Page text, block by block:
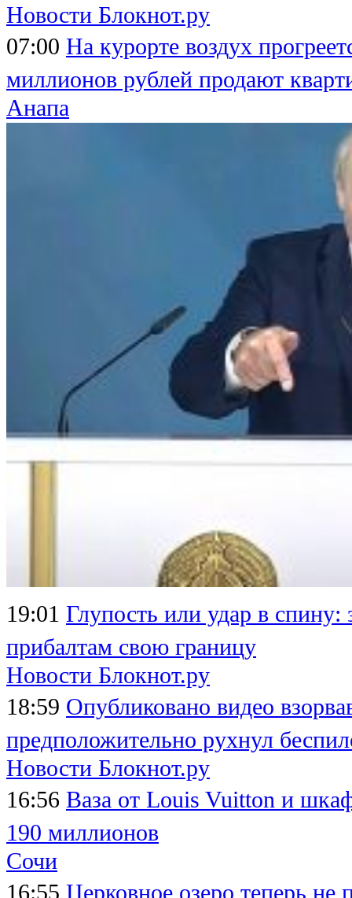
Новости Блокнот.ру
07:00 На курорте воздух
миллионов рублей продают
Анапа
19:01 Глупость или удар в
прибалтам свою границу
Новости Блокнот.ру
18:59 Опубликовано видео
предположительно рухнул
Новости Блокнот.ру
16:56 Ваза от Louis Vuitton и
190 миллионов
Сочи
16:55 Церковное озеро теперь не